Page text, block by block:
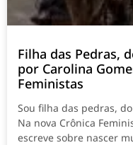
Filha das Pedras,
por Carolina
Feministas
Sou filha das pedras,
Na nova Crônica
escreve sobre nascer